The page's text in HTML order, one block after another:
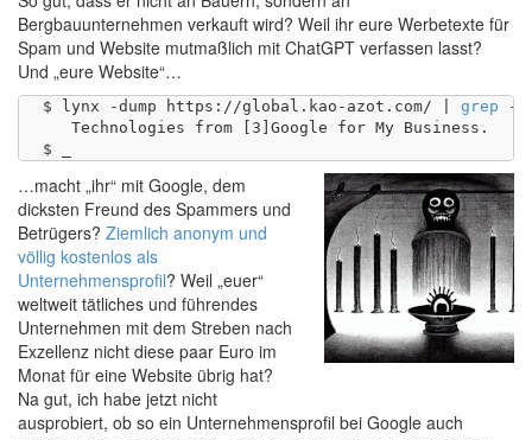
Bergbauunternehmen verkauft wird? Weil ihr eure Werbetexte für
Spam und Website mutmaßlich mit ChatGPT verfassen lasst?
Und „eure Website“…
$ lynx -dump https://global.kao-azot.com/ | grep -i
   Technologies from [3]Google for My Business.
…macht „ihr“ mit Google, dem
dicksten Freund des Spammers und
Betrügers? Ziemlich anonym und
völlig kostenlos als
Unternehmensprofil? Weil „euer“
weltweit tätliches und führendes
Unternehmen mit dem Streben nach
Exzellenz nicht diese paar Euro im
Monat für eine Website übrig hat?
Na gut, ich habe jetzt nicht
ausprobiert, ob so ein Unternehmensprofil bei Google auch